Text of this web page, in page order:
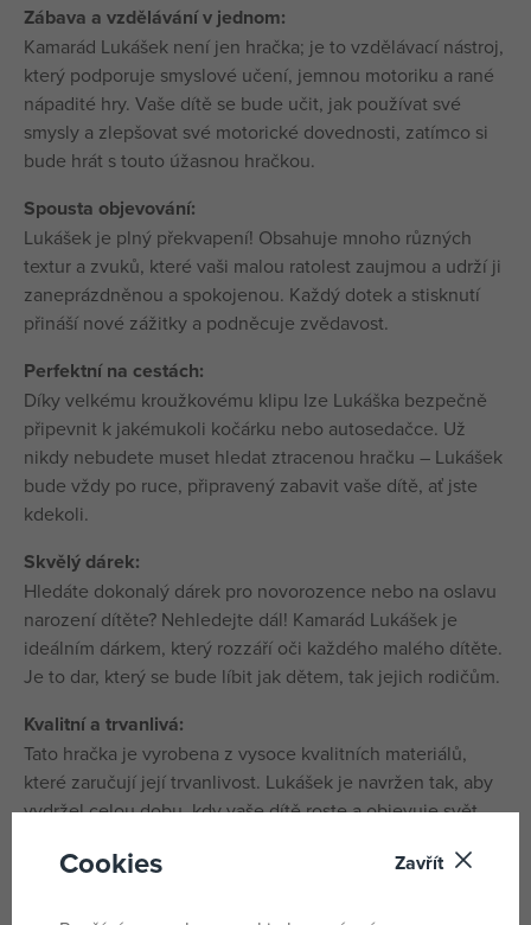
Zábava a vzdělávání v jednom:
Kamarád Lukášek není jen hračka; je to vzdělávací nástroj,
který podporuje smyslové učení, jemnou motoriku a rané
nápadité hry. Vaše dítě se bude učit, jak používat své
smysly a zlepšovat své motorické dovednosti, zatímco si
bude hrát s touto úžasnou hračkou.
Spousta objevování:
Lukášek je plný překvapení! Obsahuje mnoho různých
textur a zvuků, které vaši malou ratolest zaujmou a udrží ji
zaneprázdněnou a spokojenou. Každý dotek a stisknutí
přináší nové zážitky a podněcuje zvědavost.
Perfektní na cestách:
Díky velkému kroužkovému klipu lze Lukáška bezpečně
připevnit k jakémukoli kočárku nebo autosedačce. Už
nikdy nebudete muset hledat ztracenou hračku – Lukášek
bude vždy po ruce, připravený zabavit vaše dítě, ať jste
kdekoli.
Skvělý dárek:
Hledáte dokonalý dárek pro novorozence nebo na oslavu
narození dítěte? Nehledejte dál! Kamarád Lukášek je
ideálním dárkem, který rozzáří oči každého malého dítěte.
Je to dar, který se bude líbit jak dětem, tak jejich rodičům.
Kvalitní a trvanlivá:
Tato hračka je vyrobena z vysoce kvalitních materiálů,
které zaručují její trvanlivost. Lukášek je navržen tak, aby
vydržel celou dobu, kdy vaše dítě roste a objevuje svět
Lukášek je vhodný pro děti od narození, což znamená, že
Cookies Zavřít